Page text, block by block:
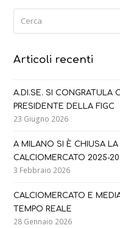
Articoli recenti
A.DI.SE. SI CONGRATULA
PRESIDENTE DELLA FIGC
23 Giugno 2026
A MILANO SI È CHIUSA
CALCIOMERCATO 2025-
3 Febbraio 2026
CALCIOMERCATO E
TEMPO REALE
28 Gennaio 2026